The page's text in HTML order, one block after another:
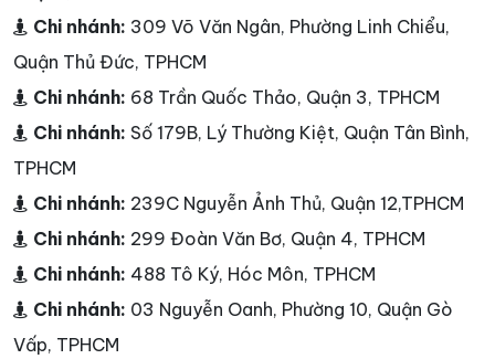
Chi nhánh: 309 Võ Văn Ngân, Phường Linh Chiểu,
Quận Thủ Đức, TPHCM
Chi nhánh: 68 Trần Quốc Thảo, Quận 3, TPHCM
Chi nhánh: Số 179B, Lý Thường Kiệt, Quận Tân Bình,
TPHCM
Chi nhánh: 239C Nguyễn Ảnh Thủ, Quận 12,TPHCM
Chi nhánh: 299 Đoàn Văn Bơ, Quận 4, TPHCM
Chi nhánh: 488 Tô Ký, Hóc Môn, TPHCM
Chi nhánh: 03 Nguyễn Oanh, Phường 10, Quận Gò
Vấp, TPHCM